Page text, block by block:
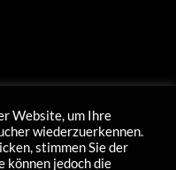
Website, um Ihre
wiederzuerkennen.
stimmen Sie der
können jedoch die